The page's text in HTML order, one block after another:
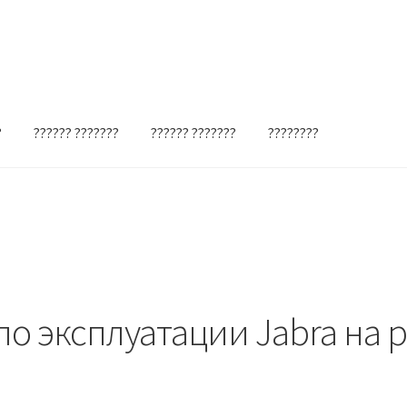
?????? ??????? ?????? ??????? ????????
эксплуатации Jabra на